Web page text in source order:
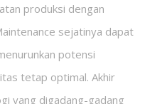
produksi dengan
sejatinya dapat
potensi
tetap optimal. Akhir
yang digadang-gadang